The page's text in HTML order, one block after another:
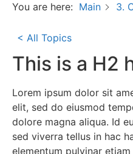
You are here: Main 3.
< All Topics
This is a H2
Lorem ipsum dolor sit
elit, sed do eiusmod
dolore magna aliqua. Id
sed viverra tellus in hac
elementum pulvinar